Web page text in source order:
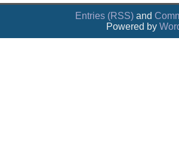
Entries (RSS)and
Powered by